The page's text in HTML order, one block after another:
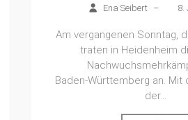
Ena Seibert – 8.
Am vergangenen Sonntag,
traten in Heidenheim
Baden‑Württemberg an. Mit
der...